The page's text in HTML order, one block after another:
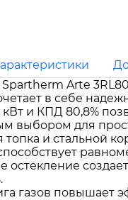
Arte
в себе
кВт и КПД 80,8%
выбором для
топка и стальной
остекление
газов повышает